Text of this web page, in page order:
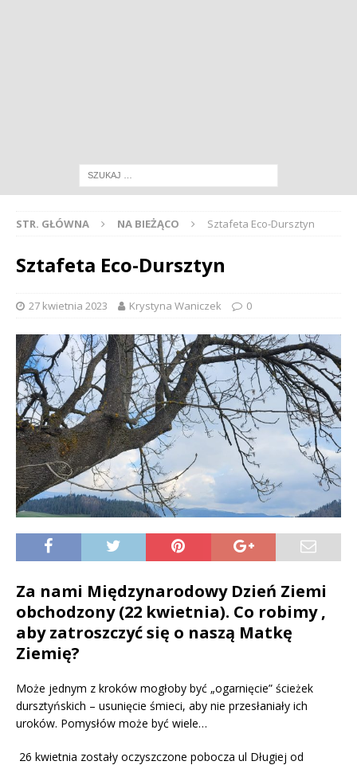
STR. GŁÓWNA NA BIEŻĄCO Sztafeta Eco-Dursztyn
Sztafeta Eco-Dursztyn
27 kwietnia 2023 Krystyna Waniczek 0
Za nami Międzynarodowy Dzień Ziemi
obchodzony (22 kwietnia). Co robimy ,
aby zatroszczyć się o naszą Matkę
Ziemię?
Może jednym z kroków mogłoby być „ogarnięcie” ścieżek
dursztyńskich – usunięcie śmieci, aby nie przesłaniały ich
uroków. Pomysłów może być wiele…
26 kwietnia zostały oczyszczone pobocza ul Długiej od